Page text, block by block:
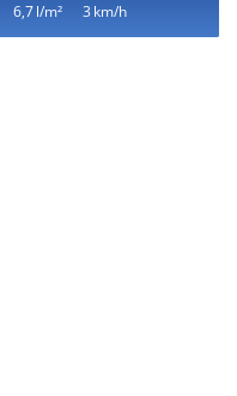
6,7 l/m²
3 km/h